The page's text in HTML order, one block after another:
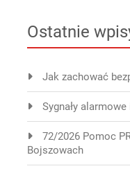
Ostatnie
Jak zachować
Sygnały
72/2026 Pomoc
Bojszowach